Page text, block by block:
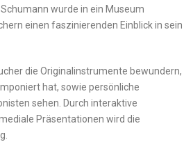
wurde in ‍ein Museum
einen faszinierenden Einblick in ⁤sein​
die Originalinstrumente bewundern,
hat, sowie ​persönliche
sehen. Durch​ interaktive
‌Präsentationen wird die